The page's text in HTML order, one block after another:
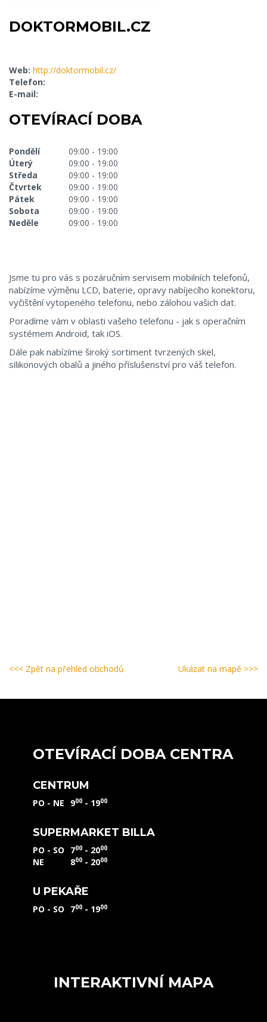
DOKTORMOBIL.CZ
Web: http://doktormobil.cz/
Telefon:
E-mail:
OTEVÍRACÍ DOBA
Pondělí
09:00 - 19:00
Úterý
09:00 - 19:00
Středa
09:00 - 19:00
Čtvrtek
09:00 - 19:00
Pátek
09:00 - 19:00
Sobota
09:00 - 19:00
Neděle
09:00 - 19:00
Jsme tu pro vás s pozáručním servisem mobilních telefonů,
nabízíme výměnu LCD, baterie, opravy nabíjecího konektoru,
vyčištění vytopeného telefonu, nebo zálohou vašich dat.
Poradíme vám v oblasti vašeho telefonu - jak s operačním
systémem Android, tak iOS.
Dále pak nabízíme široký sortiment tvrzených skel,
silikonových obalů a jiného příslušenství pro váš telefon.
<<< Zpět na přehled obchodů Ukázat na mapě >>>
OTEVÍRACÍ DOBA CENTRA
CENTRUM
PO - NE 900 - 1900
SUPERMARKET BILLA
PO - SO 700 - 2000
NE 800 - 2000
U PEKAŘE
PO - SO 700 - 1900
INTERAKTIVNÍ MAPA